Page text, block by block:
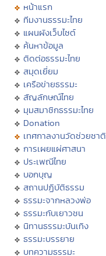
หน้าแรก
ทีมงานธรรมะไทย
แผนผังเว็บไซต์
ค้นหาข้อมูล
ติดต่อธรรมะไทย
สมุดเยี่ยม
เครือข่ายธรรมะ
สัญลักษณ์ไทย
มุมสมาชิกธรรมะไทย
Donation
เทศกาลงานวัดช่วยชาติ
การเผยแผ่ศาสนา
ประเพณีไทย
บอกบุญ
สถานปฏิบัติธรรม
ธรรมะจากหลวงพ่อ
ธรรมะกับเยาวชน
นิทานธรรมะบันเทิง
ธรรมะบรรยาย
บทความธรรมะ